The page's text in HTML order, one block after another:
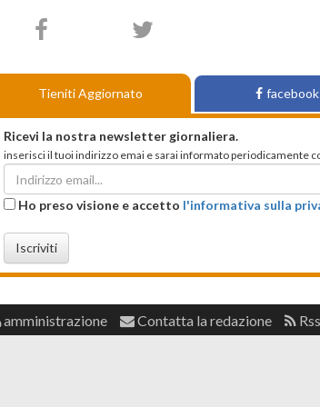
Tieniti Aggiornato facebook
Ricevi la nostra newsletter giornaliera.
inserisci il tuoi indirizzo emai e sarai informato periodicamente
Ho preso visione e accetto l'informativa sulla
Iscriviti
amministrazione Contatta la redazione Rss